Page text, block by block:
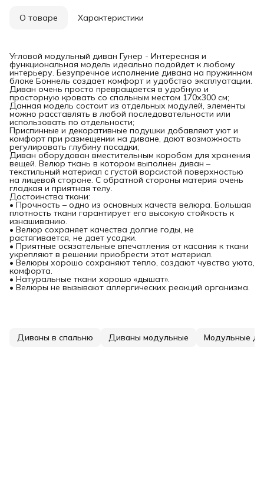
О товаре Характеристики
Угловой модульный диван Гунер - Интересная и
функциональная модель идеально подойдет к любому
интерьеру. Безупречное исполнение дивана на пружинном
блоке Боннель создает комфорт и удобство эксплуатации.
Диван очень просто превращается в удобную и
просторную кровать со спальным местом 170х300 см;
Данная модель состоит из отдельных модулей, элементы
можно расставлять в любой последовательности или
использовать по отдельности;
Приспинные и декоративные подушки добавляют уют и
комфорт при размещении на диване, дают возможность
регулировать глубину посадки;
Диван оборудован вместительным коробом для хранения
вещей. Велюр ткань в котором выполнен диван –
текстильный материал с густой ворсистой поверхностью
на лицевой стороне. С обратной стороны материя очень
гладкая и приятная телу.
Достоинства ткани:
• Прочность – одно из основных качеств велюра. Большая
плотность ткани гарантирует его высокую стойкость к
изнашиванию.
• Велюр сохраняет качества долгие годы, не
растягивается, не дает усадки.
• Приятные осязательные впечатления от касания к ткани
укрепляют в решении приобрести этот материал.
• Велюры хорошо сохраняют тепло, создают чувства уюта,
комфорта.
• Натуральные ткани хорошо «дышат».
• Велюры не вызывают аллергических реакций организма.
Диваны в спальню Диваны модульные Модульные